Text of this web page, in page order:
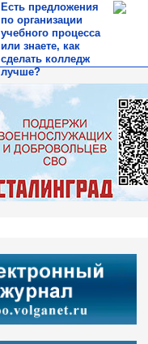
Есть предложения
по организации
учебного процесса
или знаете, как
сделать колледж
лучше?